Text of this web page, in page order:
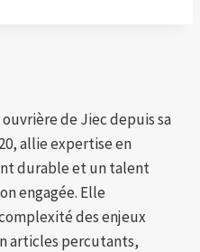
de Jiec depuis sa
allie expertise en
durable et un talent
engagée. Elle
des enjeux
articles percutants,